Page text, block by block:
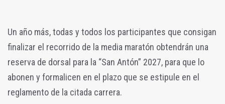
Un año más, todas y todos los participantes que consigan
finalizar el recorrido de la media maratón obtendrán una
reserva de dorsal para la “San Antón” 2027, para que lo
abonen y formalicen en el plazo que se estipule en el
reglamento de la citada carrera.